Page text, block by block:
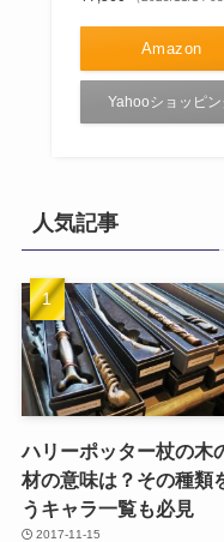
Amazon
Yahooショッピン
人気記事
ハリーポッター杖の木
材の意味は？その種類
うキャラ一覧も必見
2017-11-15